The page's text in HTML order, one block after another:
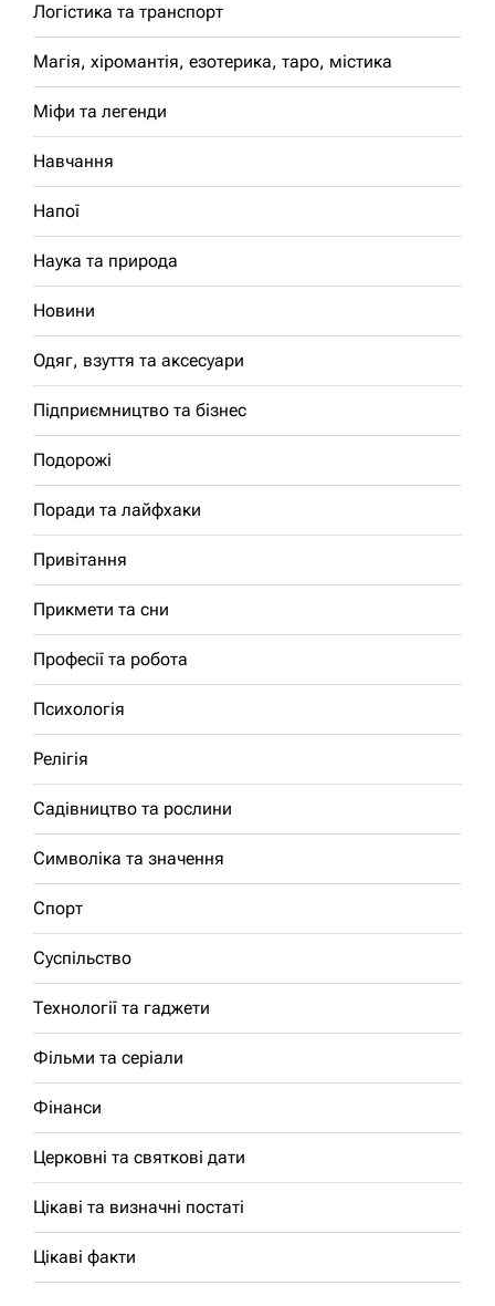
Логістика та транспорт
Магія, хіромантія, езотерика, таро, містика
Міфи та легенди
Навчання
Напої
Наука та природа
Новини
Одяг, взуття та аксесуари
Підприємництво та бізнес
Подорожі
Поради та лайфхаки
Привітання
Прикмети та сни
Професії та робота
Психологія
Релігія
Садівництво та рослини
Символіка та значення
Спорт
Суспільство
Технології та гаджети
Фільми та серіали
Фінанси
Церковні та святкові дати
Цікаві та визначні постаті
Цікаві факти